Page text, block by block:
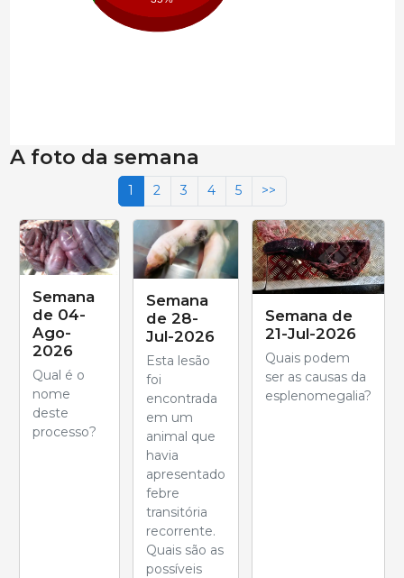
A foto da semana
1 2 3 4 5 >>
Semana
de 04-
Ago-
2026
Qual é o
nome
deste
processo?
Semana
de 28-
Jul-2026
Esta lesão
foi
encontrada
em um
animal que
havia
apresentado
febre
transitória
recorrente.
Quais são as
possíveis
Semana de
21-Jul-2026
Quais podem
ser as causas da
esplenomegalia?